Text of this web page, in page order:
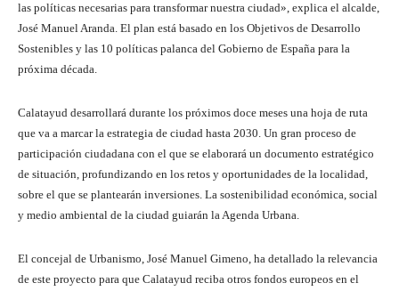
las políticas necesarias para transformar nuestra ciudad», explica el alcalde,
José Manuel Aranda. El plan está basado en los Objetivos de Desarrollo
Sostenibles y las 10 políticas palanca del Gobierno de España para la
próxima década.
Calatayud desarrollará durante los próximos doce meses una hoja de ruta
que va a marcar la estrategia de ciudad hasta 2030. Un gran proceso de
participación ciudadana con el que se elaborará un documento estratégico
de situación, profundizando en los retos y oportunidades de la localidad,
sobre el que se plantearán inversiones. La sostenibilidad económica, social
y medio ambiental de la ciudad guiarán la Agenda Urbana.
El concejal de Urbanismo, José Manuel Gimeno, ha detallado la relevancia
de este proyecto para que Calatayud reciba otros fondos europeos en el